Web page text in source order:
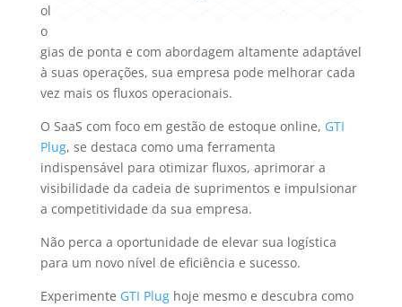
ol
o
gias de ponta e com abordagem altamente adaptável
à suas operações, sua empresa pode melhorar cada
vez mais os fluxos operacionais.
O SaaS com foco em gestão de estoque online, GTI
Plug, se destaca como uma ferramenta
indispensável para otimizar fluxos, aprimorar a
visibilidade da cadeia de suprimentos e impulsionar
a competitividade da sua empresa.
Não perca a oportunidade de elevar sua logística
para um novo nível de eficiência e sucesso.
Experimente GTI Plughoje mesmo e descubra como